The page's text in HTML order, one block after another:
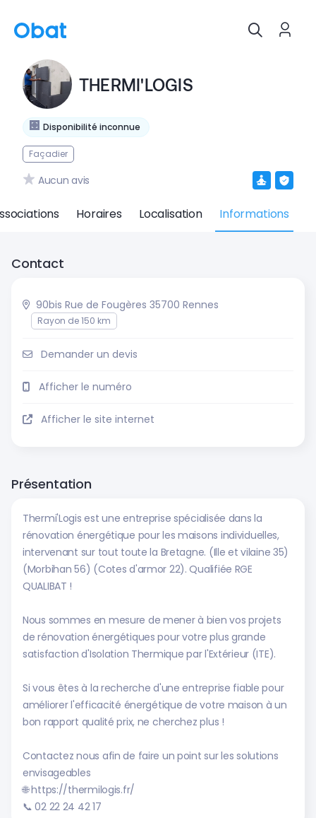
Disponibilité inconnue
THERMI'LOGIS
Façadier
Aucun avis
Horaires Localisation Informations
Contact
90bis Rue de Fougères 35700 Rennes
Rayon de 150 km
Demander un devis
Afficher le numéro
Afficher le site internet
Présentation
Thermi'Logis est une entreprise spécialisée dans la
rénovation énergétique pour les maisons individuelles,
intervenant sur tout toute la Bretagne. (Ille et vilaine 35)
(Morbihan 56) (Cotes d'armor 22). Qualifiée RGE
QUALIBAT !
Nous sommes en mesure de mener à bien vos projets
de rénovation énergétiques pour votre plus grande
satisfaction d'Isolation Thermique par l'Extérieur (ITE).
Si vous êtes à la recherche d'une entreprise fiable pour
améliorer l'efficacité énergétique de votre maison à un
bon rapport qualité prix, ne cherchez plus !
Contactez nous afin de faire un point sur les solutions
envisageables
🌐 https://thermilogis.fr/
📞 02 22 24 42 17